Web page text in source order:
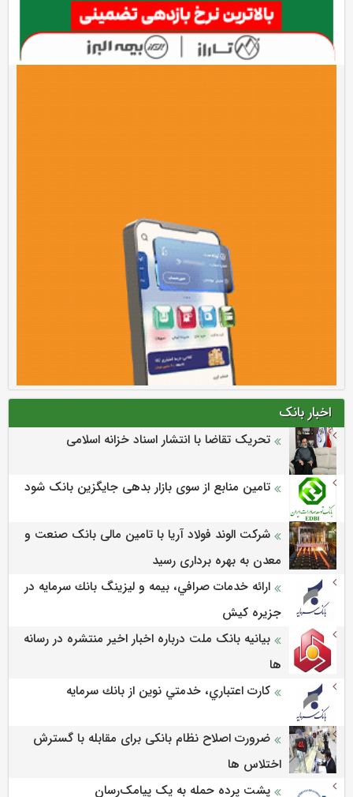
اخبار بانک
تحریک تقاضا با انتشار اسناد خزانه اسلامی
تامین منابع از سوی بازار بدهی جایگزین بانک شود
شرکت الوند فولاد آریا با تامین مالی بانک صنعت و
معدن به بهره برداری رسید
ارائه خدمات صرافي، بيمه و ليزينگ بانك سرمايه در
جزيره كيش
بیانیه بانک ملت درباره اخبار اخیر منتشره در رسانه
ها
كارت اعتباري، خدمتي نوين از بانك سرمايه
ضرورت اصلاح نظام بانکی برای مقابله با گسترش
اختلاس ها
پشت پرده حمله به یک پیامک‌رسان